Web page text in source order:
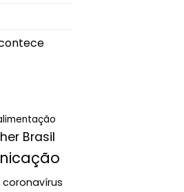
Brasil
coronavírus